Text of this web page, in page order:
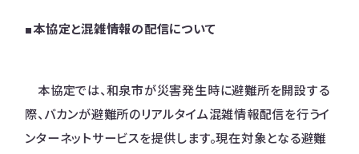
■本協定と混雑情報の配信について
本協定では、和泉市が災害発生時に避難所を開設する
際、バカンが避難所のリアルタイム混雑情報配信を行うイ
ンターネットサービスを提供します。現在対象となる避難